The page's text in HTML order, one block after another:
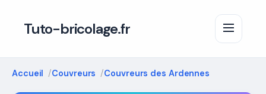
Tuto-bricolage.fr
Accueil Couvreurs Couvreurs des Ardennes